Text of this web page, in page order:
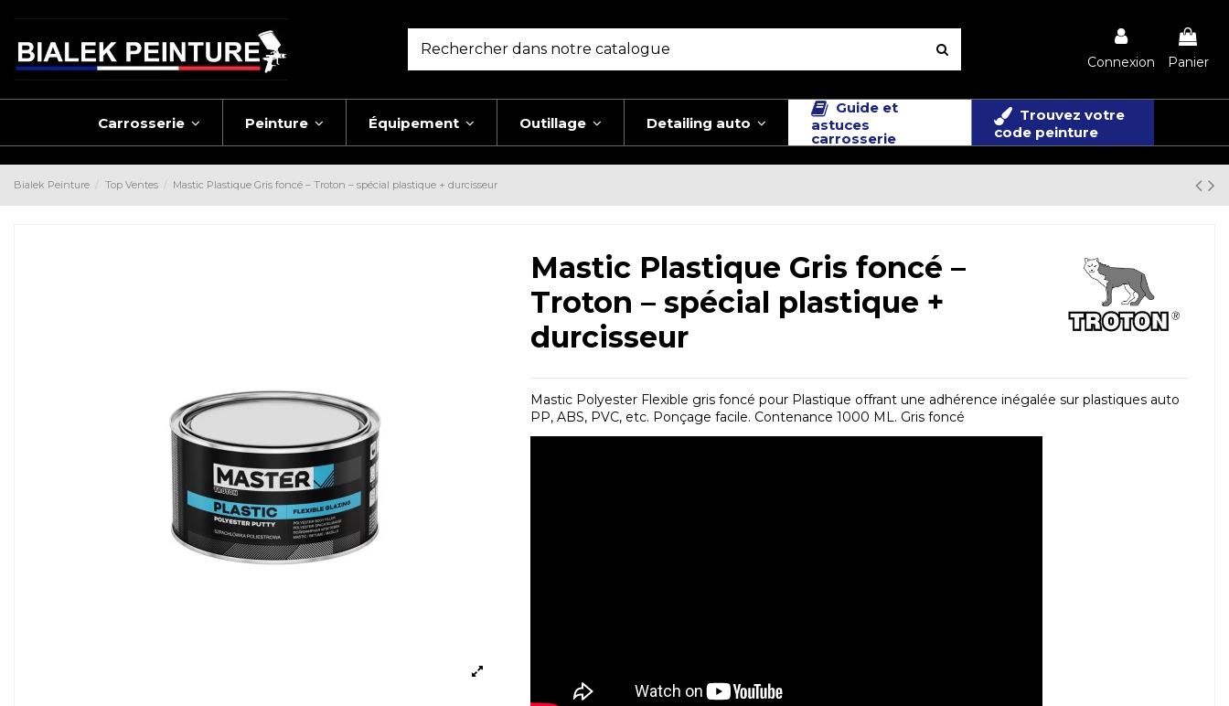
Connexion Panier
Carrosserie Peinture Équipement Outillage Detailing auto
Guide et
astuces
carrosserie
Trouvez votre
code peinture
Bialek Peinture Top Ventes Mastic Plastique Gris foncé – Troton – spécial plastique + durcisseur
Mastic Plastique Gris foncé –
Troton – spécial plastique +
durcisseur
Mastic Polyester Flexible gris foncé pour Plastique offrant une adhérence inégalée sur plastiques auto
PP, ABS, PVC, etc. Ponçage facile. Contenance 1000 ML. Gris foncé